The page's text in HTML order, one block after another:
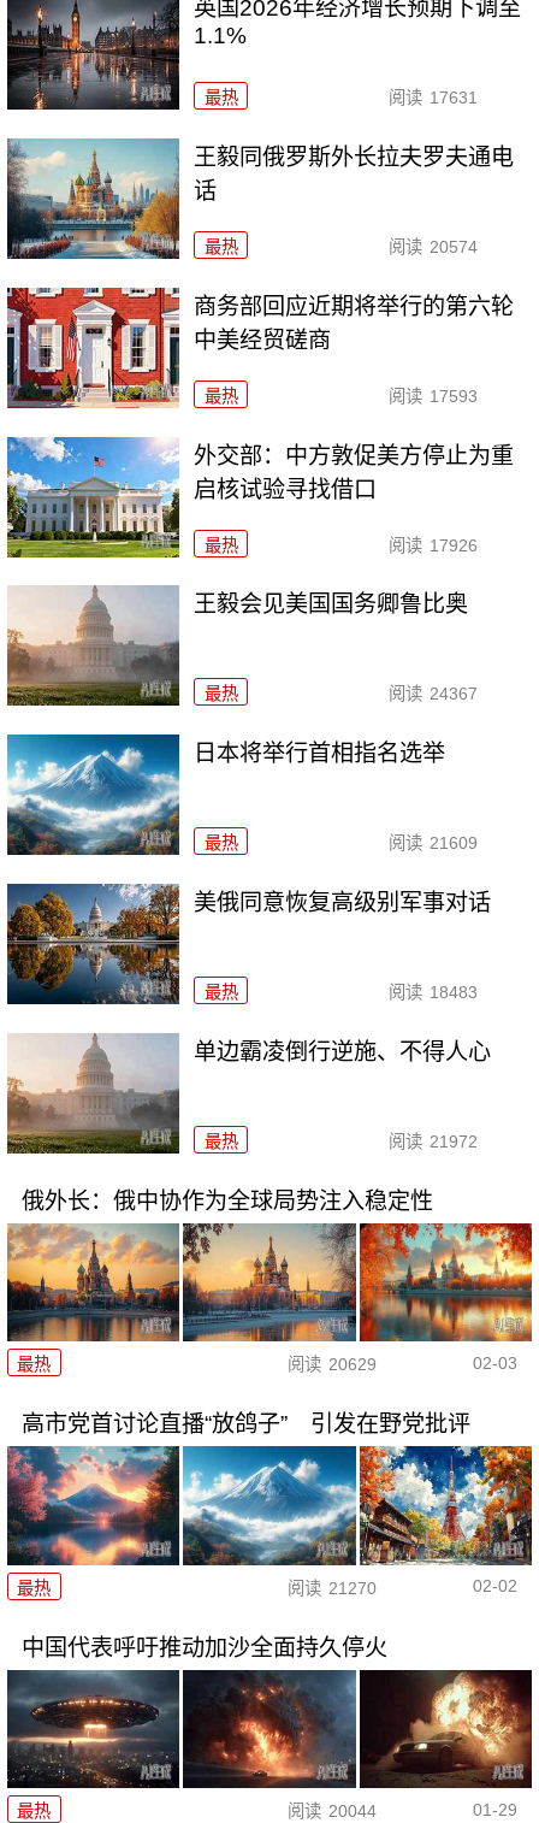
英国2026年经济增长预期下调至
1.1%
最热 阅读 17631
王毅同俄罗斯外长拉夫罗夫通电
话
最热 阅读 20574
商务部回应近期将举行的第六轮
中美经贸磋商
最热 阅读 17593
外交部：中方敦促美方停止为重
启核试验寻找借口
最热 阅读 17926
王毅会见美国国务卿鲁比奥
最热 阅读 24367
日本将举行首相指名选举
最热 阅读 21609
美俄同意恢复高级别军事对话
最热 阅读 18483
单边霸凌倒行逆施、不得人心
最热 阅读 21972
俄外长：俄中协作为全球局势注入稳定性
最热 阅读 20629 02-03
高市党首讨论直播“放鸽子” 引发在野党批评
最热 阅读 21270 02-02
中国代表呼吁推动加沙全面持久停火
最热 阅读 20044 01-29